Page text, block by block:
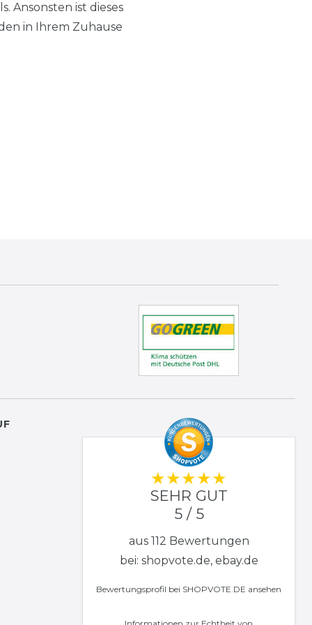
Ansonsten ist dieses
in Ihrem Zuhause
SEHR GUT
5 / 5
aus 112 Bewertungen
bei: shopvote.de, ebay.de
Bewertungsprofil bei SHOPVOTE.DE ansehen